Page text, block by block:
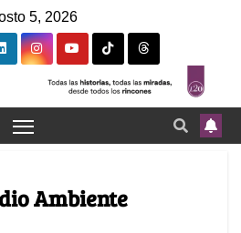
5, 2026
Ambiente